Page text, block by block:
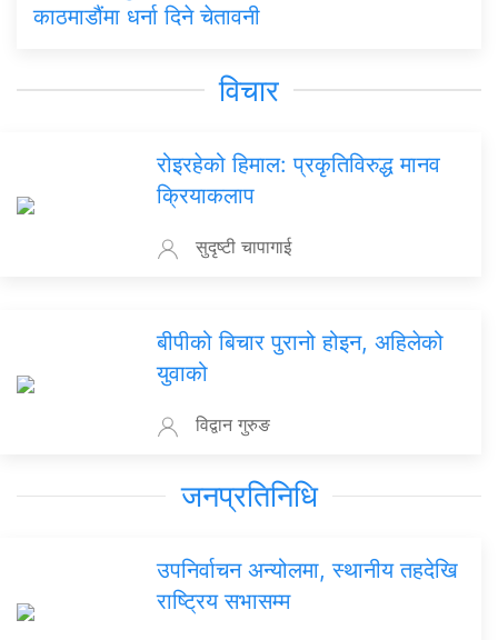
काठमाडौंमा धर्ना दिने चेतावनी
विचार
रोइरहेको हिमाल: प्रकृतिविरुद्ध मानव
क्रियाकलाप
सुदृष्टी चापागाई
बीपीको बिचार पुरानो होइन, अहिलेको
युवाको
विद्वान गुरुङ
जनप्रतिनिधि
उपनिर्वाचन अन्योलमा, स्थानीय तहदेखि
राष्ट्रिय सभासम्म